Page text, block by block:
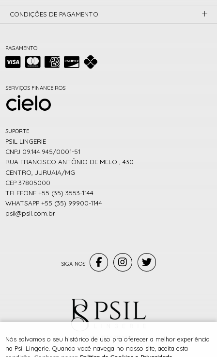
PAGAMENTO
SERVIÇOS FINANCEIROS
SUPORTE
PSIL LINGERIE
CNPJ 09.144.945/0001-51
RUA FRANCISCO ANTÔNIO DE MELO , 430
CENTRO, JURUAIA/MG
CEP 37805000
TELEFONE +55 (35) 3553-1144
WHATSAPP +55 (35) 99900-1144
psil@psil.com.br
CONDIÇÕES DE PAGAMENTO
® TODOS DIREITOS RESERVADOS
Nós salvamos o seu histórico de uso pra oferecer a melhor experiência
na Psil Lingerie. Quando você navega no nosso site, aceita esta